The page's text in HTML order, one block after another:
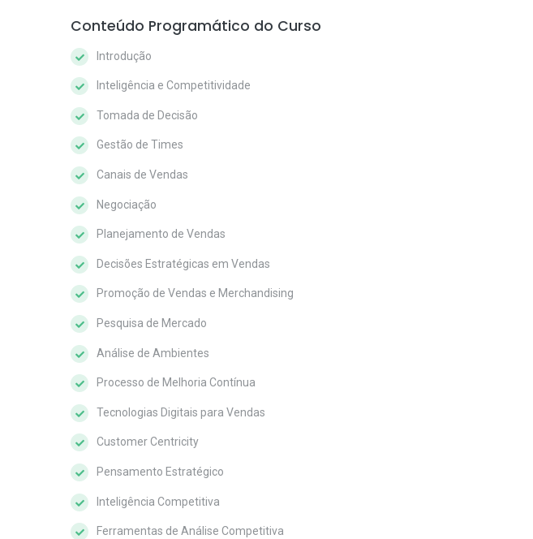
Conteúdo Programático do Curso
Introdução
Inteligência e Competitividade
Tomada de Decisão
Gestão de Times
Canais de Vendas
Negociação
Planejamento de Vendas
Decisões Estratégicas em Vendas
Promoção de Vendas e Merchandising
Pesquisa de Mercado
Análise de Ambientes
Processo de Melhoria Contínua
Tecnologias Digitais para Vendas
Customer Centricity
Pensamento Estratégico
Inteligência Competitiva
Ferramentas de Análise Competitiva